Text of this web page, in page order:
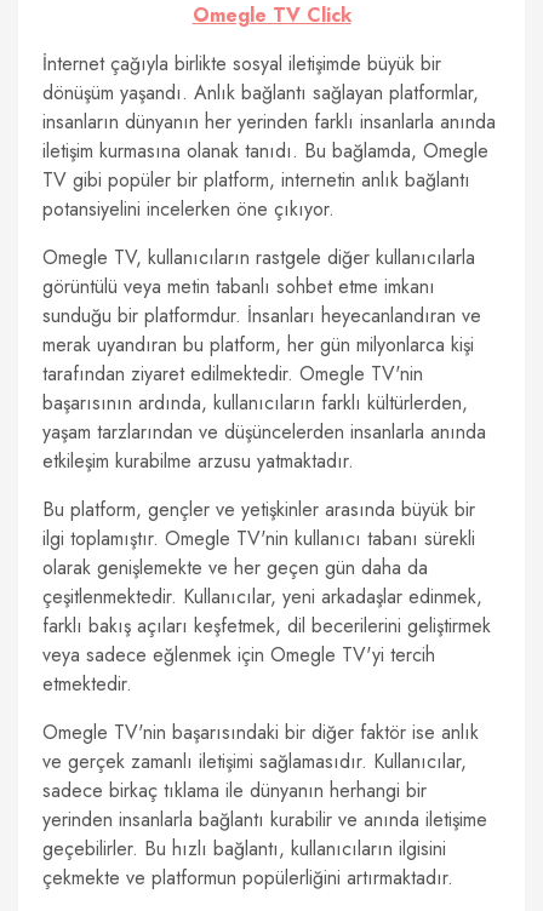
Omegle TV Click
İnternet çağıyla birlikte sosyal iletişimde büyük bir
dönüşüm yaşandı. Anlık bağlantı sağlayan platformlar,
insanların dünyanın her yerinden farklı insanlarla anında
iletişim kurmasına olanak tanıdı. Bu bağlamda, Omegle
TV gibi popüler bir platform, internetin anlık bağlantı
potansiyelini incelerken öne çıkıyor.
Omegle TV, kullanıcıların rastgele diğer kullanıcılarla
görüntülü veya metin tabanlı sohbet etme imkanı
sunduğu bir platformdur. İnsanları heyecanlandıran ve
merak uyandıran bu platform, her gün milyonlarca kişi
tarafından ziyaret edilmektedir. Omegle TV'nin
başarısının ardında, kullanıcıların farklı kültürlerden,
yaşam tarzlarından ve düşüncelerden insanlarla anında
etkileşim kurabilme arzusu yatmaktadır.
Bu platform, gençler ve yetişkinler arasında büyük bir
ilgi toplamıştır. Omegle TV'nin kullanıcı tabanı sürekli
olarak genişlemekte ve her geçen gün daha da
çeşitlenmektedir. Kullanıcılar, yeni arkadaşlar edinmek,
farklı bakış açıları keşfetmek, dil becerilerini geliştirmek
veya sadece eğlenmek için Omegle TV'yi tercih
etmektedir.
Omegle TV'nin başarısındaki bir diğer faktör ise anlık
ve gerçek zamanlı iletişimi sağlamasıdır. Kullanıcılar,
sadece birkaç tıklama ile dünyanın herhangi bir
yerinden insanlarla bağlantı kurabilir ve anında iletişime
geçebilirler. Bu hızlı bağlantı, kullanıcıların ilgisini
çekmekte ve platformun popülerliğini artırmaktadır.